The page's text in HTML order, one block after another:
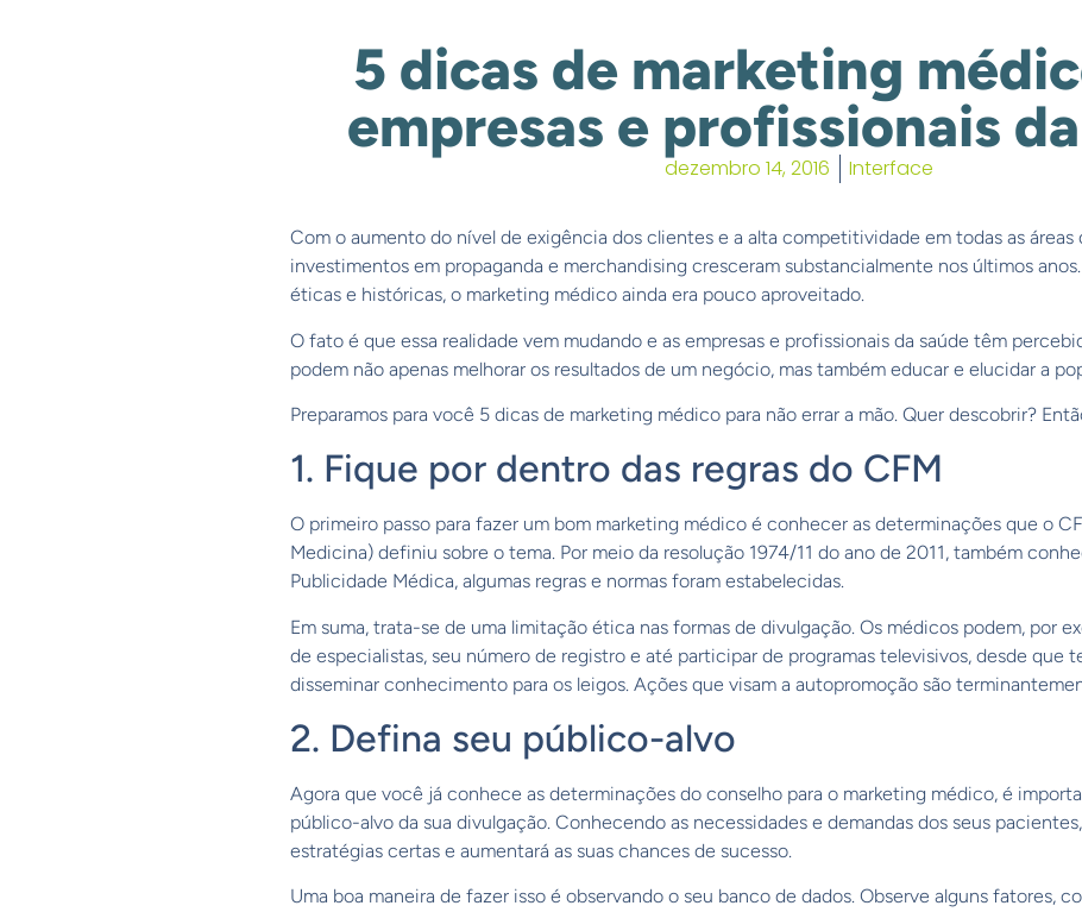
5 dicas de marketing
empresas e profissionais
dezembro 14, 2016 Interface
Com o aumento do nível de exigência dos clientes e a alta competitividade em todas as áreas
investimentos em propaganda e merchandising cresceram substancialmente nos últimos
éticas e históricas, o marketing médico ainda era pouco aproveitado.
O fato é que essa realidade vem mudando e as empresas e profissionais da saúde têm
podem não apenas melhorar os resultados de um negócio, mas também educar e elucidar a
Preparamos para você 5 dicas de marketing médico para não errar a mão. Quer descobrir?
1. Fique por dentro das regras do CFM
O primeiro passo para fazer um bom marketing médico é conhecer as determinações que o
Medicina) definiu sobre o tema. Por meio da resolução 1974/11 do ano de 2011, também
Publicidade Médica, algumas regras e normas foram estabelecidas.
Em suma, trata-se de uma limitação ética nas formas de divulgação. Os médicos podem, por
de especialistas, seu número de registro e até participar de programas televisivos, desde que
disseminar conhecimento para os leigos. Ações que visam a autopromoção são
2. Defina seu público-alvo
Agora que você já conhece as determinações do conselho para o marketing médico, é
público-alvo da sua divulgação. Conhecendo as necessidades e demandas dos seus
estratégias certas e aumentará as suas chances de sucesso.
Uma boa maneira de fazer isso é observando o seu banco de dados. Observe alguns fatores,